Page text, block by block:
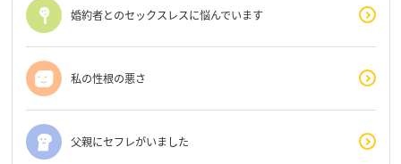
婚約者とのセックスレスに悩んでいます
私の性根の悪さ
父親にセフレがいました